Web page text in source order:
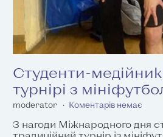
Студенти-
турнірі з
moderator Коментарів немає
З нагоди Міжнародного дня